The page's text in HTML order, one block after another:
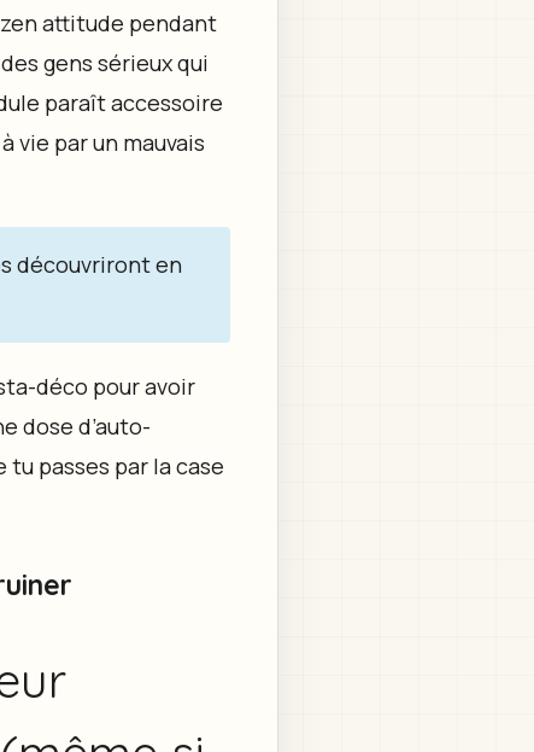
attitude pendant
gens sérieux qui
paraît accessoire
vie par un mauvais
découvriront en
déco pour avoir
dose d’auto-
passes par la case